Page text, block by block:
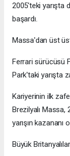
2005'teki yarışta
başardı.
Massa'dan üst
Ferrari sürücüsü
Park'taki yarışta
Kariyerinin ilk
Brezilyalı Massa,
yarışın kazananı
Büyük